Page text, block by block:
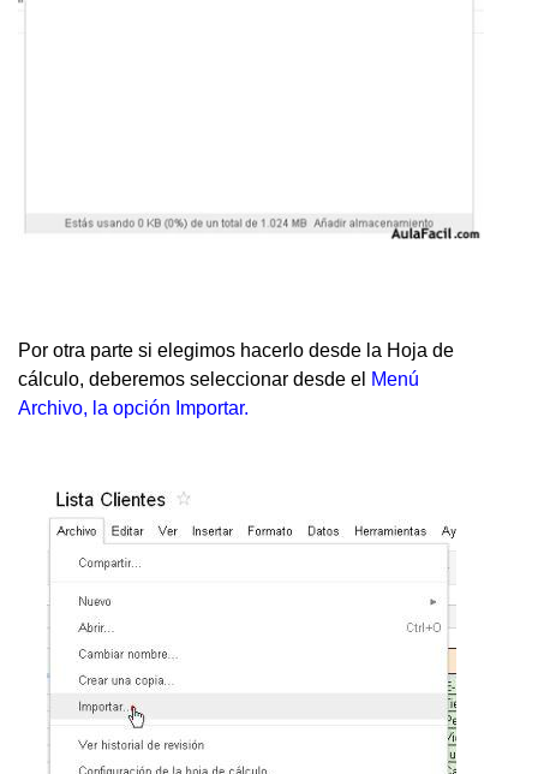
Por otra parte si elegimos hacerlo desde la Hoja de
cálculo, deberemos seleccionar desde el Menú
Archivo, la opción Importar.